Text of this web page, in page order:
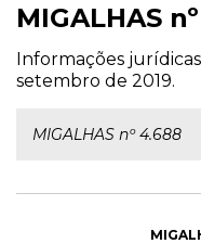
MIGALHAS
Informações
setembro de 2019.
MIGALHAS nº 4.688